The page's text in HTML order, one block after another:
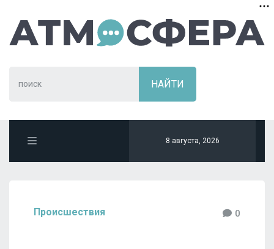
8 августа, 2026
Происшествия 0